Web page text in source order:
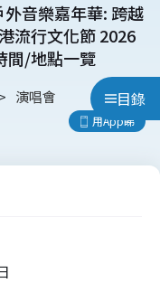
目錄
音樂嘉年華: 跨越
流行文化節 2026
間/地點一覽
演唱會
用App睇